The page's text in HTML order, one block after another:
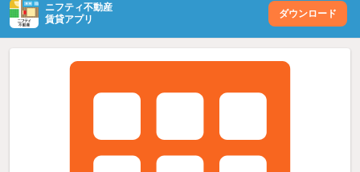
ニフティ不動産
賃貸アプリ
ダウンロード